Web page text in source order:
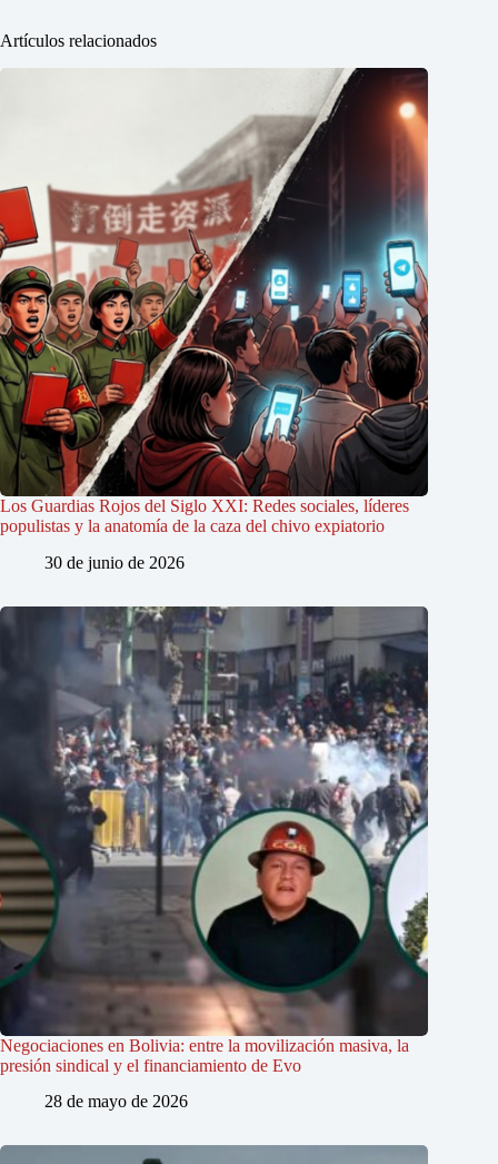
Artículos relacionados
Los Guardias Rojos del Siglo XXI: Redes sociales, líderes
populistas y la anatomía de la caza del chivo expiatorio
30 de junio de 2026
Negociaciones en Bolivia: entre la movilización masiva, la
presión sindical y el financiamiento de Evo
28 de mayo de 2026